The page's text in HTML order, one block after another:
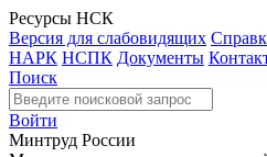
Ресурсы НСК
Версия для слабовидящих
НАРК НСПК Документы
Поиск
Войти
Минтруд России